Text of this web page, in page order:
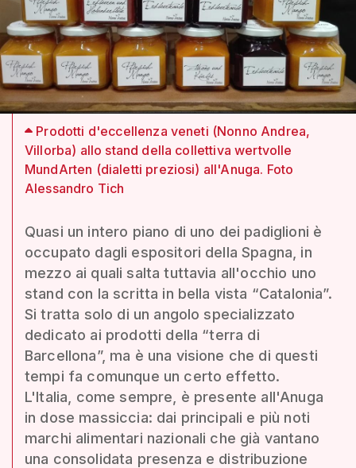
Prodotti d'eccellenza veneti (Nonno Andrea,
Villorba) allo stand della collettiva wertvolle
MundArten (dialetti preziosi) all'Anuga. Foto
Alessandro Tich
Quasi un intero piano di uno dei padiglioni è
occupato dagli espositori della Spagna, in
mezzo ai quali salta tuttavia all'occhio uno
stand con la scritta in bella vista “Catalonia”.
Si tratta solo di un angolo specializzato
dedicato ai prodotti della “terra di
Barcellona”, ma è una visione che di questi
tempi fa comunque un certo effetto.
L'Italia, come sempre, è presente all'Anuga
in dose massiccia: dai principali e più noti
marchi alimentari nazionali che già vantano
una consolidata presenza e distribuzione